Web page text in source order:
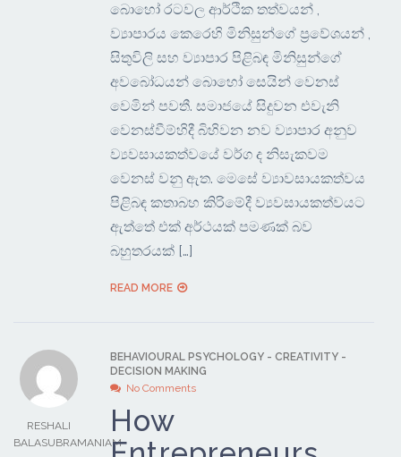
බොහෝ රටවල ආර්ථික තත්වයන් ,
ව්‍යාපාරය කෙරෙහි මිනිසුන්ගේ ප්‍රවේශයන් ,
සිතුවිලි සහ ව්‍යාපාර පිළිබඳ මිනිසුන්ගේ
අවබෝධයන් බොහෝ සෙයින් වෙනස්
වෙමින් පවතී. සමාජයේ සිදුවන එවැනි
වෙනස්වීම්හිදී බිහිවන නව ව්‍යාපාර අනුව
ව්‍යවසායකත්වයේ වර්ග ද නිසැකවම
වෙනස් වනු ඇත. මෙසේ ව්‍යාවසායකත්වය
පිළිබඳ කතාබහ කිරිමේදී ව්‍යවසායකත්වයට
ඇත්තේ එක් අර්ථයක් පමණක් බව
බහුතරයක් […]
READ MORE
RESHALI
BALASUBRAMANIAM
BEHAVIOURAL PSYCHOLOGY -CREATIVITY -
DECISION MAKING
No Comments
How